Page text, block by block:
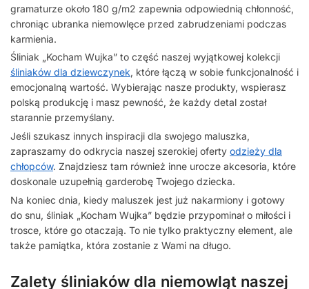
gramaturze około 180 g/m2 zapewnia odpowiednią chłonność,
chroniąc ubranka niemowlęce przed zabrudzeniami podczas
karmienia.
Śliniak „Kocham Wujka” to część naszej wyjątkowej kolekcji
śliniaków dla dziewczynek, które łączą w sobie funkcjonalność i
emocjonalną wartość. Wybierając nasze produkty, wspierasz
polską produkcję i masz pewność, że każdy detal został
starannie przemyślany.
Jeśli szukasz innych inspiracji dla swojego maluszka,
zapraszamy do odkrycia naszej szerokiej oferty odzieży dla
chłopców. Znajdziesz tam również inne urocze akcesoria, które
doskonale uzupełnią garderobę Twojego dziecka.
Na koniec dnia, kiedy maluszek jest już nakarmiony i gotowy
do snu, śliniak „Kocham Wujka” będzie przypominał o miłości i
trosce, które go otaczają. To nie tylko praktyczny element, ale
także pamiątka, która zostanie z Wami na długo.
Zalety śliniaków dla niemowląt naszej